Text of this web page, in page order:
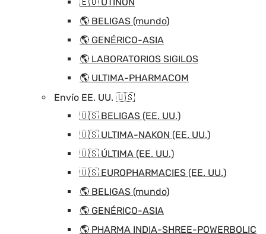
🇪🇺 UTINON
🌎 BELIGAS (mundo)
🌎 GENÉRICO-ASIA
🌎 LABORATORIOS SIGILOS
🌎 ULTIMA-PHARMACOM
Envío EE. UU. 🇺🇸
🇺🇸 BELIGAS (EE. UU.)
🇺🇸 ULTIMA-NAKON (EE. UU.)
🇺🇸 ÚLTIMA (EE. UU.)
🇺🇸 EUROPHARMACIES (EE. UU.)
🌎 BELIGAS (mundo)
🌎 GENÉRICO-ASIA
🌎 PHARMA INDIA-SHREE-POWERBOLIC